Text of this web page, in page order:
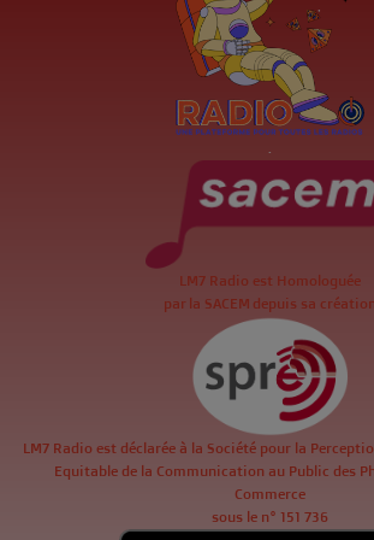
.
LM7 Radio est Homologuée
par la SACEM depuis sa création
LM7 Radio est déclarée à la Société pour la
Equitable de la Communication au Public des
Commerce
sous le n° 151 736